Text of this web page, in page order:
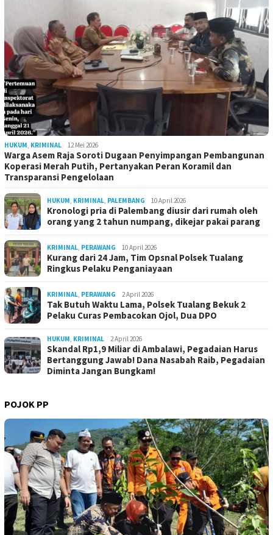
HUKUM, KRIMINAL 12 Mei 2026
Warga Asem Raja Soroti Dugaan Penyimpangan Pembangunan
Koperasi Merah Putih, Pertanyakan Peran Koramil dan
Transparansi Pengelolaan
HUKUM, KRIMINAL, PALEMBANG 10 April 2026
Kronologi pria di Palembang diusir dari rumah oleh
orang yang 2 tahun numpang, dikejar pakai parang
KRIMINAL, PERAWANG 10 April 2026
Kurang dari 24 Jam, Tim Opsnal Polsek Tualang
Ringkus Pelaku Penganiayaan
KRIMINAL, PERAWANG 2 April 2026
Tak Butuh Waktu Lama, Polsek Tualang Bekuk 2
Pelaku Curas Pembacokan Ojol, Dua DPO
HUKUM, KRIMINAL 2 April 2026
Skandal Rp1,9 Miliar di Ambalawi, Pegadaian Harus
Bertanggung Jawab! Dana Nasabah Raib, Pegadaian
Diminta Jangan Bungkam!
POJOK PP